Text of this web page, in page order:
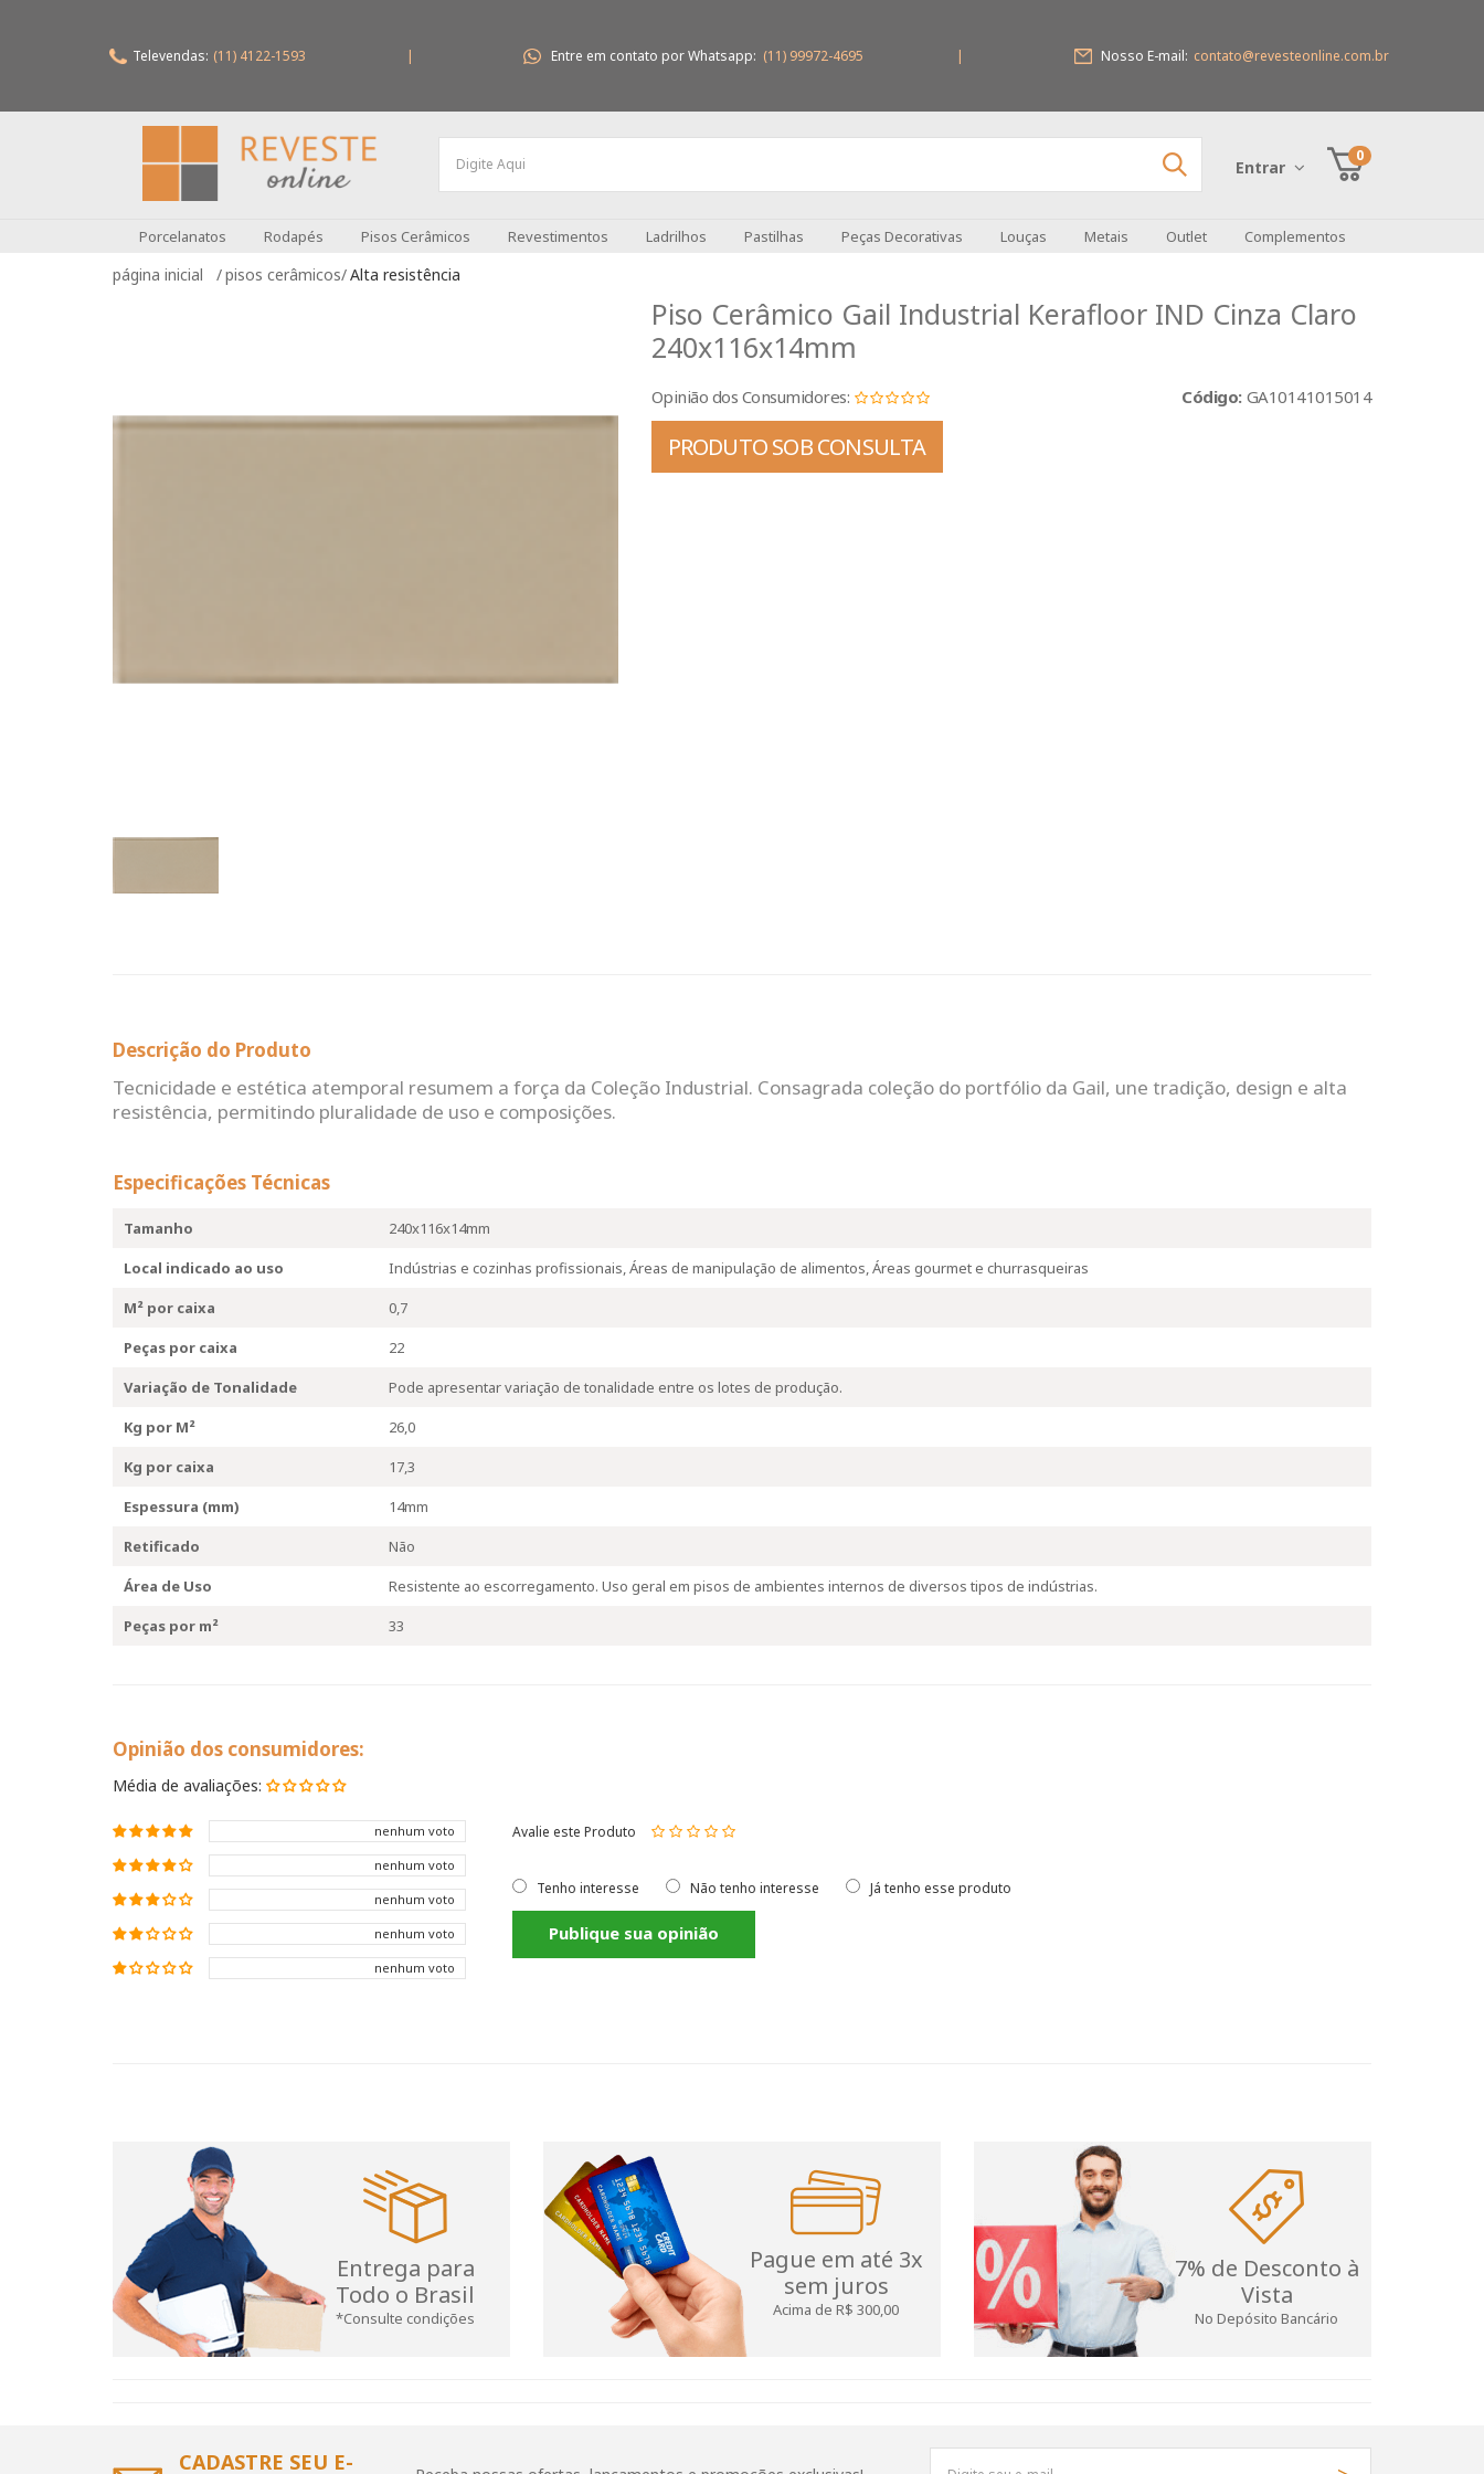
Televendas: (11) 4122-1593 | Entre em contato por Whatsapp: (11) 99972-4695 | Nosso E-mail: contato@revesteonline.com.br
Entrar
0
Porcelanatos Rodapés Pisos Cerâmicos Revestimentos Ladrilhos Pastilhas Peças Decorativas Louças Metais Outlet Complementos
pisos cerâmicos Alta resistência
Piso Cerâmico Gail Industrial Kerafloor IND Cinza Claro
240x116x14mm
Código: GA10141015014
Opinião dos Consumidores:
PRODUTO SOB CONSULTA
Descrição do Produto
Tecnicidade e estética atemporal resumem a força da Coleção Industrial. Consagrada coleção do portfólio da Gail, une tradição, design e alta
resistência, permitindo pluralidade de uso e composições.
Especificações Técnicas
Tamanho
240x116x14mm
Local indicado ao uso
Indústrias e cozinhas profissionais, Áreas de manipulação de alimentos, Áreas gourmet e churrasqueiras
M² por caixa
0,7
Peças por caixa
22
Variação de Tonalidade
Pode apresentar variação de tonalidade entre os lotes de produção.
Kg por M²
26,0
Kg por caixa
17,3
Espessura (mm)
14mm
Retificado
Não
Área de Uso
Resistente ao escorregamento. Uso geral em pisos de ambientes internos de diversos tipos de indústrias.
Peças por m²
33
Opinião dos consumidores:
Média de avaliações:
nenhum voto
nenhum voto
nenhum voto
nenhum voto
nenhum voto
Avalie este Produto
Tenho interesse Não tenho interesse Já tenho esse produto
Publique sua opinião
Entrega para
Todo o Brasil
*Consulte condições
Pague em até 3x
sem juros
Acima de R$ 300,00
7% de Desconto à
Vista
No Depósito Bancário
CADASTRE SEU E-